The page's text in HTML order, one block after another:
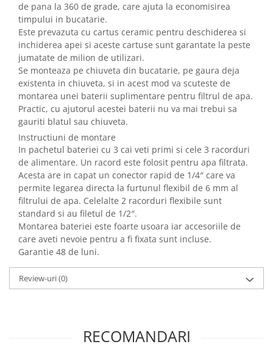
de pana la 360 de grade, care ajuta la economisirea
timpului in bucatarie.
Este prevazuta cu cartus ceramic pentru deschiderea si
inchiderea apei si aceste cartuse sunt garantate la peste
jumatate de milion de utilizari.
Se monteaza pe chiuveta din bucatarie, pe gaura deja
existenta in chiuveta, si in acest mod va scuteste de
montarea unei baterii suplimentare pentru filtrul de apa.
Practic, cu ajutorul acestei baterii nu va mai trebui sa
gauriti blatul sau chiuveta.
Instructiuni de montare
In pachetul bateriei cu 3 cai veti primi si cele 3 racorduri
de alimentare. Un racord este folosit pentru apa filtrata.
Acesta are in capat un conector rapid de 1/4″ care va
permite legarea directa la furtunul flexibil de 6 mm al
filtrului de apa. Celelalte 2 racorduri flexibile sunt
standard si au filetul de 1/2″.
Montarea bateriei este foarte usoara iar accesoriile de
care aveti nevoie pentru a fi fixata sunt incluse.
Garantie 48 de luni.
Review-uri(0)
RECOMANDARI